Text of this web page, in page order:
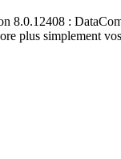
8.0.12408 :
plus simplement